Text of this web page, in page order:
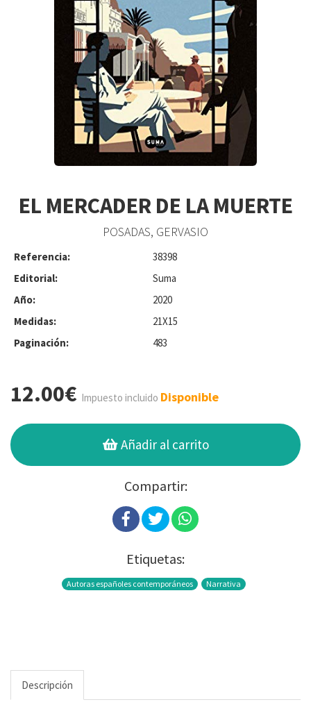
EL MERCADER DE LA MUERTE
POSADAS, GERVASIO
Referencia:
38398
Editorial:
Suma
Año:
2020
Medidas:
21X15
Paginación:
483
12.00€ Impuesto incluido Disponible
Añadir al carrito
Compartir:
Etiquetas:
Autoras españoles contemporáneos Narrativa
Descripción